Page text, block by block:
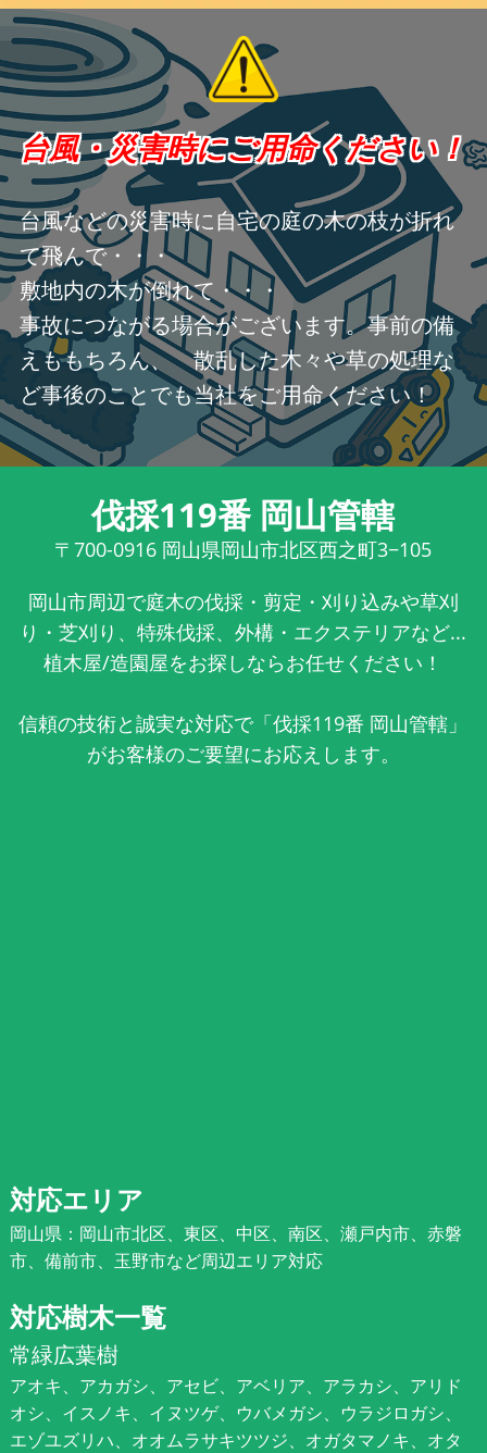
台風・災害時にご用命ください！
台風などの災害時に自宅の庭の木の枝が折れ
て飛んで・・・
敷地内の木が倒れて・・・
事故につながる場合がございます。事前の備
えももちろん、 散乱した木々や草の処理な
ど事後のことでも当社をご用命ください！
伐採119番 岡山管轄
〒700-0916 岡山県岡山市北区西之町3−105
岡山市周辺で庭木の伐採・剪定・刈り込みや草刈
り・芝刈り、特殊伐採、外構・エクステリアなど...
植木屋/造園屋をお探しならお任せください！
信頼の技術と誠実な対応で「伐採119番 岡山管轄」
がお客様のご要望にお応えします。
対応エリア
岡山県：岡山市北区、東区、中区、南区、瀬戸内市、赤磐
市、備前市、玉野市など周辺エリア対応
対応樹木一覧
常緑広葉樹
アオキ、アカガシ、アセビ、アベリア、アラカシ、アリド
オシ、イスノキ、イヌツゲ、ウバメガシ、ウラジロガシ、
エゾユズリハ、オオムラサキツツジ、オガタマノキ、オタ